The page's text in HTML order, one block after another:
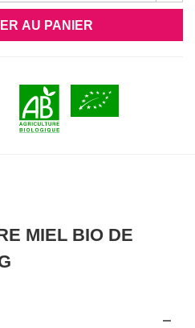
AU PANIER
MIEL BIO DE